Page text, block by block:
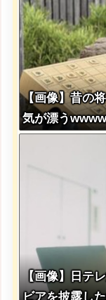
【画像】昔の
気が漂う
【画像】日テ
ビアを披露し